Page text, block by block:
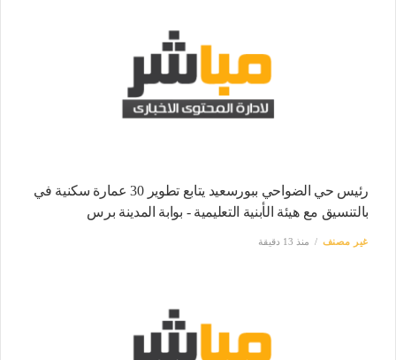
رئيس حي الضواحي ببورسعيد يتابع تطوير 30 عمارة سكنية في
بالتنسيق مع هيئة الأبنية التعليمية - بوابة المدينة برس
غير مصنف منذ 13 دقيقة